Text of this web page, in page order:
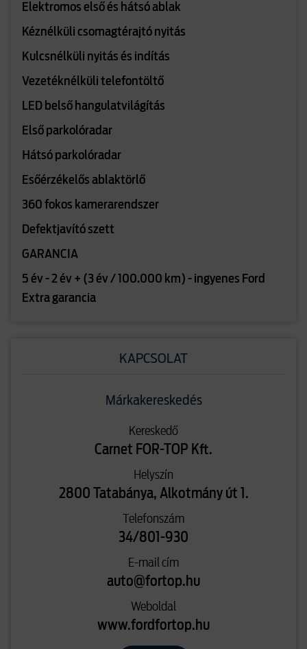
Elektromos első és hátsó ablak
Kéznélküli csomagtérajtó nyitás
Kulcsnélküli nyitás és indítás
Vezetéknélküli telefontöltő
LED belső hangulatvilágítás
Első parkolóradar
Hátsó parkolóradar
Esőérzékelős ablaktörlő
360 fokos kamerarendszer
Defektjavító szett
GARANCIA
5 év - 2 év + (3 év / 100.000 km) - ingyenes Ford
Extra garancia
KAPCSOLAT
Márkakereskedés
Kereskedő
Carnet FOR-TOP Kft.
Helyszín
2800 Tatabánya, Alkotmány út 1.
Telefonszám
34/801-930
E-mail cím
auto@fortop.hu
Weboldal
www.fordfortop.hu